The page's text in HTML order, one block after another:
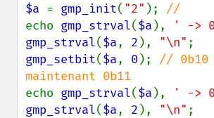
$a = gmp_init( "2" );
echo gmp_strval($a ), ' ->
gmp_strval($a, 2 ), "\n"
gmp_setbit($a, 0 ); // 0b10
echo gmp_strval($a ), ' ->
gmp_strval($a, 2 ), "\n"